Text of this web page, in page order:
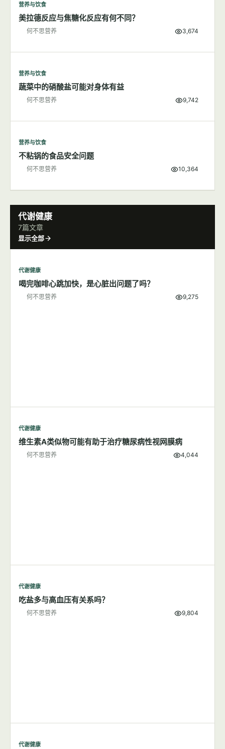
营养与饮食
美拉德反应与焦糖化反应有何不同？
何不思营养 3,674
营养与饮食
蔬菜中的硝酸盐可能对身体有益
何不思营养 9,742
营养与饮食
不粘锅的食品安全问题
何不思营养 10,364
代谢健康
7篇文章
显示全部
代谢健康
喝完咖啡心跳加快，是心脏出问题了吗？
何不思营养 9,275
代谢健康
维生素A类似物可能有助于治疗糖尿病性视网膜病
何不思营养 4,044
代谢健康
吃盐多与高血压有关系吗？
何不思营养 9,804
代谢健康